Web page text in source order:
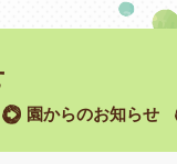
園からのお知らせ